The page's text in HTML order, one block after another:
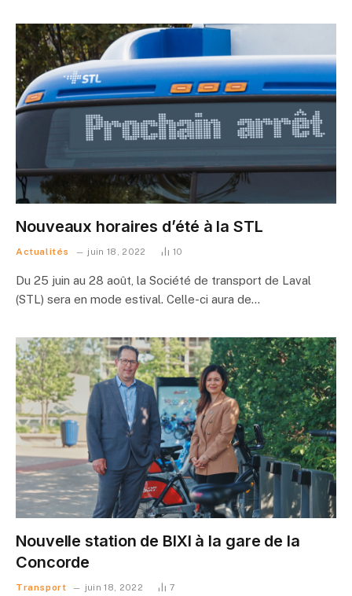
Nouveaux horaires d’été à la STL
Actualités juin 18, 2022 10
Du 25 juin au 28 août, la Société de transport de Laval
(STL) sera en mode estival. Celle-ci aura de…
Nouvelle station de BIXI à la gare de la
Concorde
Transport juin 18, 2022 7